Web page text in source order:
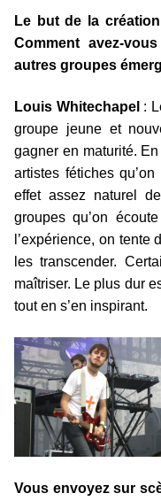
Le but de la
Comment avez-
autres groupes
Louis Whitechapel :
groupe jeune et
gagner en maturité.
artistes fétiches
effet assez naturel
groupes qu’on
l’expérience, on
les transcender.
maîtriser. Le plus dur
tout en s’en inspirant.
Vous envoyez sur